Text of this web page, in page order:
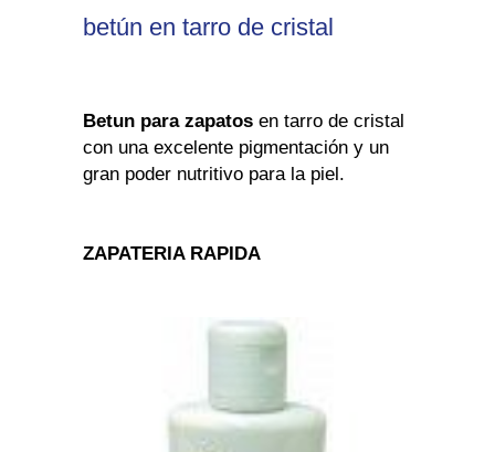
betún en tarro de cristal
Betun para zapatos en tarro de cristal
con una excelente pigmentación y un
gran poder nutritivo para la piel.
ZAPATERIA RAPIDA